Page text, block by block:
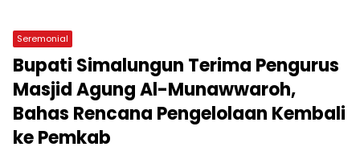
Seremonial
Bupati Simalungun Terima Pengurus
Masjid Agung Al-Munawwaroh,
Bahas Rencana Pengelolaan Kembali
ke Pemkab